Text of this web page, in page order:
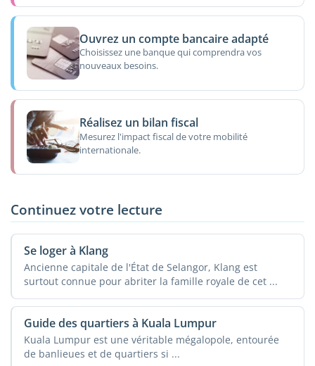
Ouvrez un compte bancaire adapté
Choisissez une banque qui comprendra vos
nouveaux besoins.
Réalisez un bilan fiscal
Mesurez l'impact fiscal de votre mobilité
internationale.
Continuez votre lecture
Se loger à Klang
Ancienne capitale de l'État de Selangor, Klang est
surtout connue pour abriter la famille royale de cet ...
Guide des quartiers à Kuala Lumpur
Kuala Lumpur est une véritable mégalopole, entourée
de banlieues et de quartiers si ...